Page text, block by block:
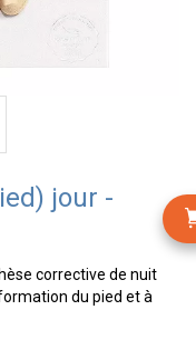
jour -
corrective de nuit
du pied et à